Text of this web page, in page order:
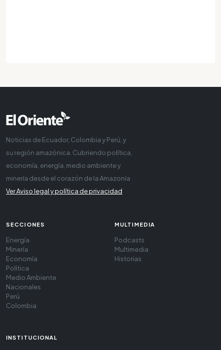
Noticias de Ecuador, Colombia y Perú, y
su región amazónica. Cubriendo política,
economía, energía, medio ambiente y
minería desde el corazón de la Amazonía
Ver Aviso legal y política de privacidad
SECCIONES
Energía
Minería
Economía
Política
Medio Ambiente
Nacionales
Perú
Colombia
MULTIMEDIA
Podcasts
Multimedia
Historias
INSTITUCIONAL